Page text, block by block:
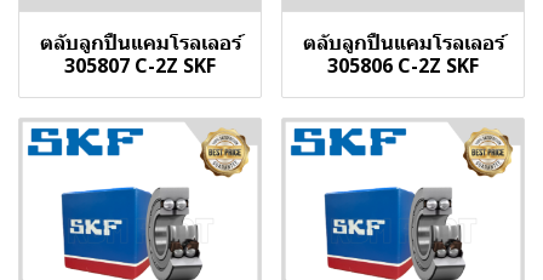
ตลับลูกปืนแคมโรลเลอร์
305807 C-2Z SKF
ตลับลูกปืนแคมโรลเลอร์
305806 C-2Z SKF